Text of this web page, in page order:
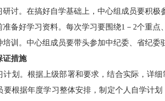
研讨。在搞好自学基础上，中心组成员要积
备好学习资料。每次学习要围绕1－2个重
培训。中心组成员要带头参加中纪委、省纪
证措施
计划。根据上级部署和要求，结合实际，详
要根据年度学习整体安排，制定个人自学计